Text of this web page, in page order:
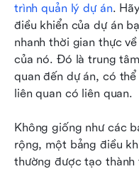
trình quản lý dự án.
điều khiển của dự án
nhanh thời gian thực
của nó. Đó là trung
quan đến dự án, có
liên quan có liên quan.
Không giống như các
rộng, một bảng điều
thường được tạo